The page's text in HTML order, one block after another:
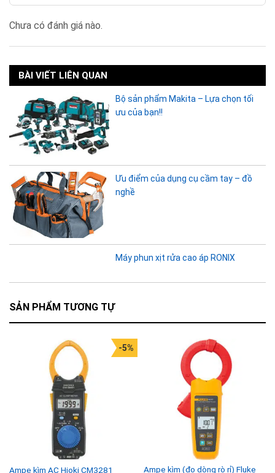
Chưa có đánh giá nào.
BÀI VIẾT LIÊN QUAN
Bộ sản phẩm Makita – Lựa chọn tối
ưu của bạn!!
Ưu điểm của dụng cụ cầm tay – đồ
nghề
Máy phun xịt rửa cao áp RONIX
SẢN PHẨM TƯƠNG TỰ
Ampe kìm AC Hioki CM3281
-5%
Ampe kìm (đo dòng rò rỉ) Fluke